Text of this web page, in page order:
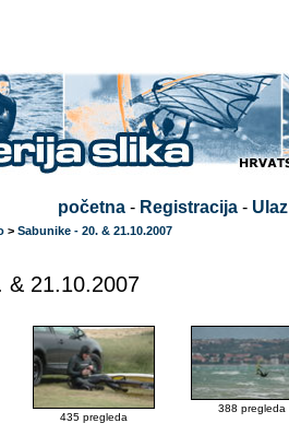
početna- Registracija- Ulaz
> Sabunike - 20. & 21.10.2007
& 21.10.2007
435 pregleda
388 pregleda